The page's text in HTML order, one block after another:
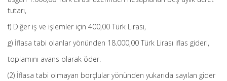
tutarı,
f) Diğer iş ve işlemler için 400,00 Türk Lirası,
g) İflasa tabi olanlar yönünden 18.000,00 Türk Lirası iflas gideri,
toplamını avans olarak öder.
(2) İflasa tabi olmayan borçlular yönünden yukarıda sayılan gider